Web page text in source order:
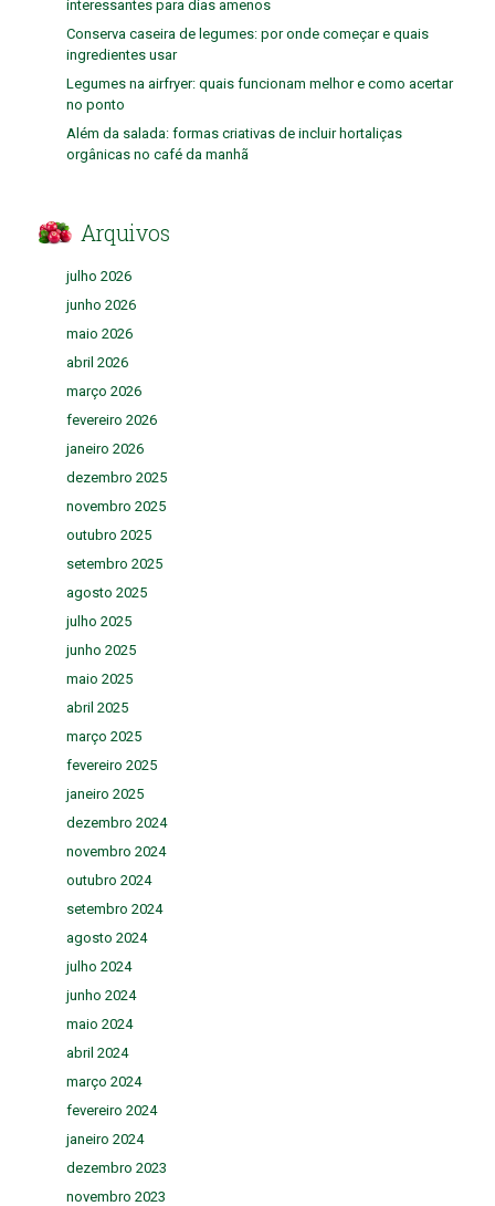
interessantes para dias amenos
Conserva caseira de legumes: por onde começar e quais
ingredientes usar
Legumes na airfryer: quais funcionam melhor e como acertar
no ponto
Além da salada: formas criativas de incluir hortaliças
orgânicas no café da manhã
Arquivos
julho 2026
junho 2026
maio 2026
abril 2026
março 2026
fevereiro 2026
janeiro 2026
dezembro 2025
novembro 2025
outubro 2025
setembro 2025
agosto 2025
julho 2025
junho 2025
maio 2025
abril 2025
março 2025
fevereiro 2025
janeiro 2025
dezembro 2024
novembro 2024
outubro 2024
setembro 2024
agosto 2024
julho 2024
junho 2024
maio 2024
abril 2024
março 2024
fevereiro 2024
janeiro 2024
dezembro 2023
novembro 2023